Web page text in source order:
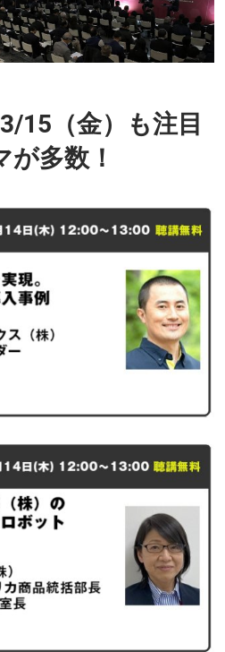
15（金）も注目
が多数！